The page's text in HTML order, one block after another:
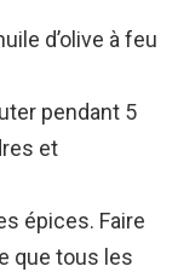
d’olive à feu
pendant 5
et
épices. Faire
que tous les